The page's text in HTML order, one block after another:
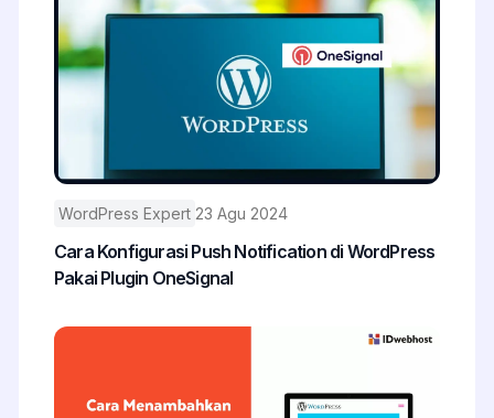
WordPress Expert 23 Agu 2024
Cara Konfigurasi Push Notification di WordPress
Pakai Plugin OneSignal